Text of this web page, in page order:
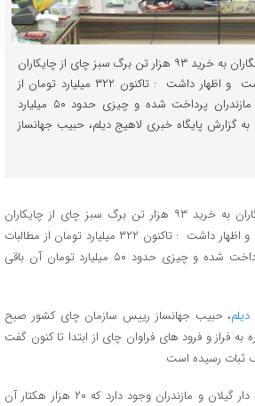
حبیب جهانساز در جمع خبرنگاران به خرید ۹۳ هزار تن برگ سبز چای از چایکاران
گیلان و مازندران اشاره داشت و اظهار داشت : تاکنون ۳۲۲ میلیارد تومان از
مطالبات چایکاران گیلان و مازندران پرداخت شده و چیزی حدود ۵۰ میلیارد
گزارش پایگاه خبری لاهیج دیلم، حبیب جهانساز
حبیب جهانساز در جمع خبرنگاران به خرید ۹۳ هزار تن برگ سبز چای از چایکاران
گیلان و مازندران اشاره داشت و اظهار داشت : تاکنون ۳۲۲ میلیارد تومان از مطالبات
چایکاران گیلان و مازندران پرداخت شده و چیزی حدود ۵۰ میلیارد تومان آن باقی
، حبیب جهانساز رییس سازمان چای کشور صبح
به فراز و فرود های فراوان چای از ابتدا تا کنون گفت
ثبات رسیده است
وی افزود: ۲۵ هزار هکتار چای دار گیلان و مازندران وجود دارد که ۲۰ هزار هکتار آن